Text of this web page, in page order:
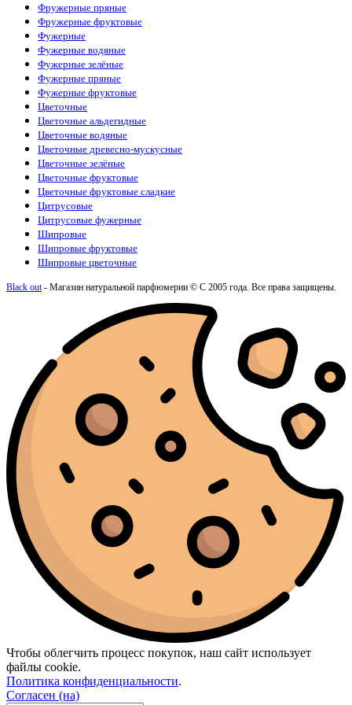
Kajal (4)
Katty Perry (1)
Kayali (3)
Kenzo (5)
Kilian (26)
La Sultane de Saba
Lacoste (10)
Lanvin (3)
Lattafa Perfumes (51)
Le Labo (15)
Loewe (1)
Louis Vuitton (18)
Maison Crivelli (4)
Maison Francis Kurkdjian (12)
Maison Martin Margiela
Mancera (6)
Marc Antoine Barrois
Marc Jacobs (1)
Mazzolari (1)
Mercedes-Benz (1)
(15)
Montblanc (3)
Morph (1)
Moschino
Nasomatto
Nina Ricci
(1)
Nishane (2)
Orlov Paris
Ormonde Jayne (3)
Orto Parisi (3)
Paco Rabanne
Parfums de Marly
(16)
(3)
Ralph Lauren (3)
Rasasi
Rave
RicHarD Maison De Parfum
(1)
Roja Parfums
(3)
Sol De Janeiro (5)
Sospiro
Stefano Ricci (1)
Tauer Perfumes
The Beautiful Mind Series (1)
Фружерные пряные
Фружерные фруктовые
Фужерные
Фужерные водяные
Фужерные зелёные
Фужерные пряные
Фужерные фруктовые
Цветочные
Цветочные альдегидные
Цветочные водяные
Цветочные древесно-мускусные
Цветочные зелёные
Цветочные фруктовые
Цветочные фруктовые сладкие
Цитрусовые
Цитрусовые фужерные
Шипровые
Шипровые фруктовые
Шипровые цветочные
Black out- Магазин натуральной парфюмерии © С 2005 года. Все права защищены.
Чтобы облегчить процесс покупок, наш сайт использует
файлы cookie.
Политика конфиденциальности.
Согласен (на)